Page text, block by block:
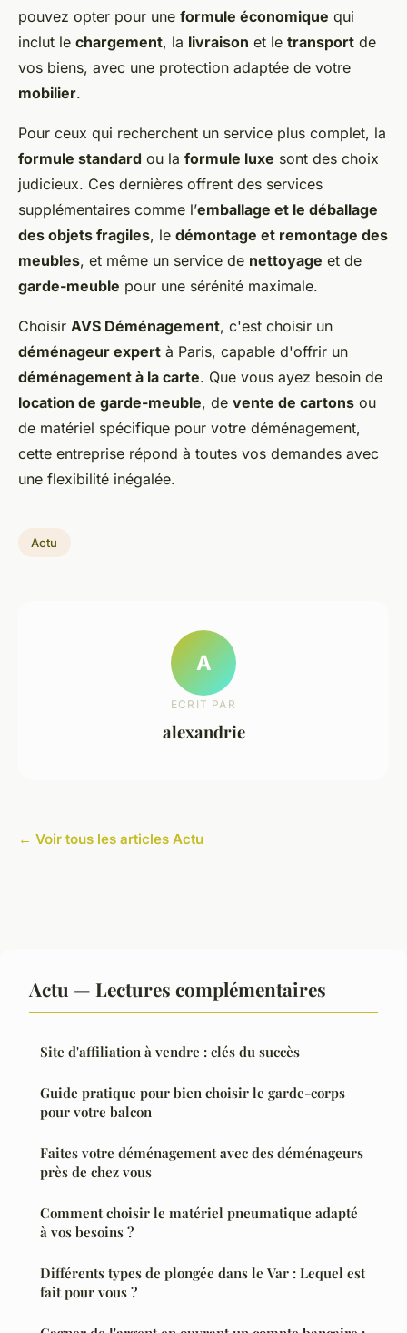
pouvez opter pour une formule économique qui
inclut le chargement, la livraison et le transport de
vos biens, avec une protection adaptée de votre
mobilier.
Pour ceux qui recherchent un service plus complet, la
formule standard ou la formule luxe sont des choix
judicieux. Ces dernières offrent des services
supplémentaires comme l’emballage et le déballage
des objets fragiles, le démontage et remontage des
meubles, et même un service de nettoyage et de
garde-meuble pour une sérénité maximale.
Choisir AVS Déménagement, c'est choisir un
déménageur expert à Paris, capable d'offrir un
déménagement à la carte. Que vous ayez besoin de
location de garde-meuble, de vente de cartons ou
de matériel spécifique pour votre déménagement,
cette entreprise répond à toutes vos demandes avec
une flexibilité inégalée.
Actu
A
ECRIT PAR
alexandrie
← Voir tous les articles Actu
Actu — Lectures complémentaires
Site d'affiliation à vendre : clés du succès
Guide pratique pour bien choisir le garde-corps
pour votre balcon
Faites votre déménagement avec des déménageurs
près de chez vous
Comment choisir le matériel pneumatique adapté
à vos besoins ?
Différents types de plongée dans le Var : Lequel est
fait pour vous ?